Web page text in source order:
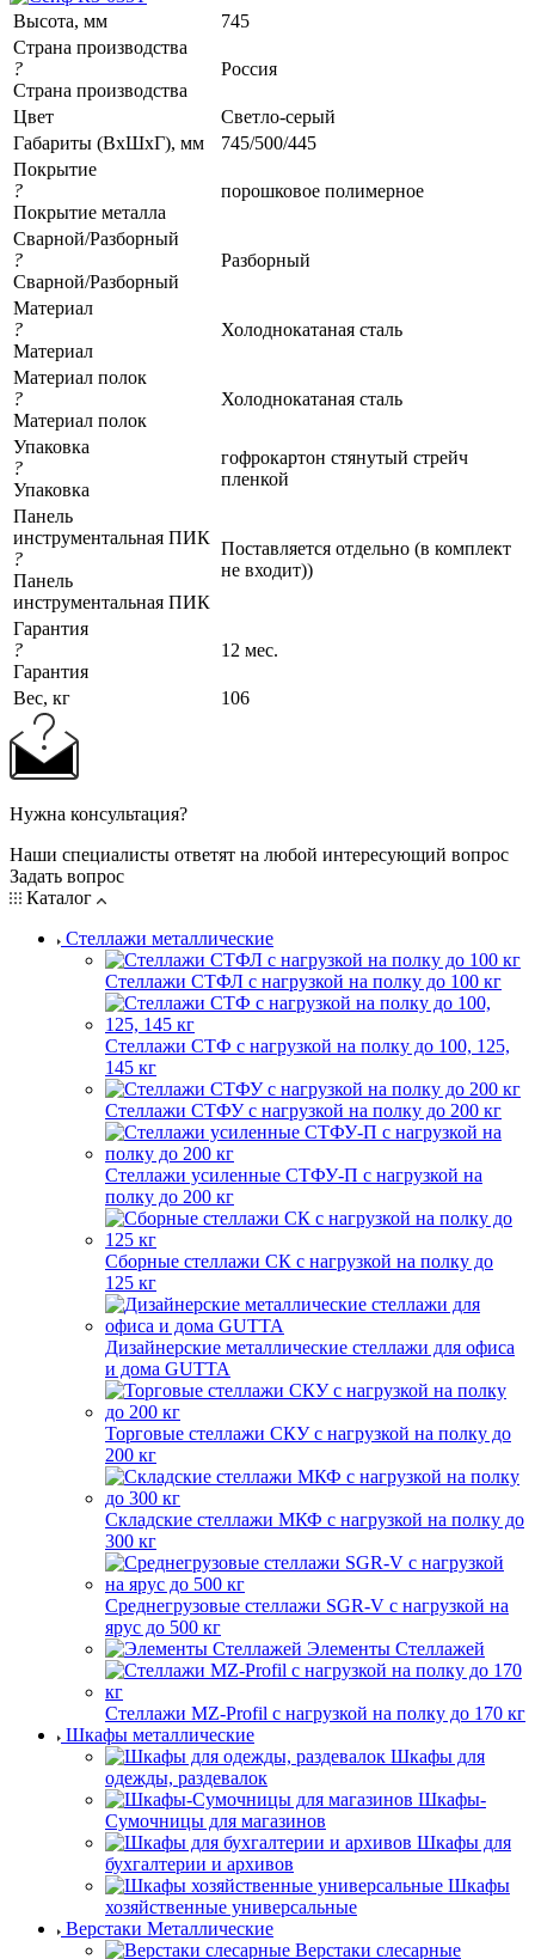
Высота, мм
745
Страна производства
?
Страна производства
Россия
Цвет
Светло-серый
Габариты (ВхШхГ), мм
745/500/445
Покрытие
?
Покрытие металла
порошковое полимерное
Сварной/Разборный
?
Сварной/Разборный
Разборный
Материал
?
Материал
Холоднокатаная сталь
Материал полок
?
Материал полок
Холоднокатаная сталь
Упаковка
?
Упаковка
гофрокартон стянутый стрейч
пленкой
Панель
инструментальная ПИК
?
Панель
инструментальная ПИК
Поставляется отдельно (в комплект
не входит))
Гарантия
?
Гарантия
12 мес.
Вес, кг 106
Нужна консультация?
Наши специалисты ответят на любой интересующий вопрос
Задать вопрос
Каталог
Стеллажи металлические
Стеллажи СТФЛ с нагрузкой на полку до 100 кг
Стеллажи СТФ с нагрузкой на полку до 100, 125,
145 кг
Стеллажи СТФУ с нагрузкой на полку до 200 кг
Стеллажи усиленные СТФУ-П с нагрузкой на
полку до 200 кг
Сборные стеллажи СК с нагрузкой на полку до
125 кг
Дизайнерские металлические стеллажи для офиса
и дома GUTTA
Торговые стеллажи СКУ с нагрузкой на полку до
200 кг
Складские стеллажи МКФ с нагрузкой на полку до
300 кг
Среднегрузовые стеллажи SGR-V с нагрузкой на
ярус до 500 кг
Элементы Стеллажей
Стеллажи MZ-Profil с нагрузкой на полку до 170 кг
Шкафы металлические
Шкафы для
одежды, раздевалок
Шкафы-
Сумочницы для магазинов
Шкафы для
бухгалтерии и архивов
Шкафы
хозяйственные универсальные
Верстаки Металлические
Верстаки слесарные